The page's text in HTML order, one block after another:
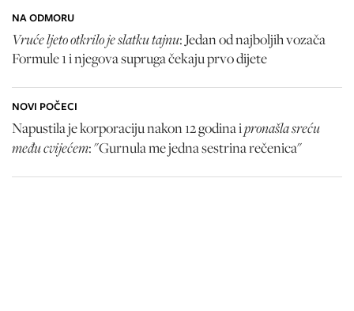
NA ODMORU
Vruće ljeto otkrilo je slatku tajnu: Jedan od najboljih vozača
Formule 1 i njegova supruga čekaju prvo dijete
NOVI POČECI
Napustila je korporaciju nakon 12 godina ipronašla sreću
među cvijećem: "Gurnula me jedna sestrina rečenica"